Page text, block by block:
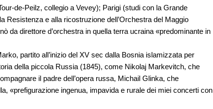
de-Peilz, collegio a Vevey); Parigi (studi con la Grande
Resistenza e alla ricostruzione dell’Orchestra del Maggio
da direttore d’orchestra in quella terra ucraina «predominante in
partito all’inizio del XV sec dalla Bosnia islamizzata per
della piccola Russia (1845), come Nikolaj Markevitch, che
il padre dell’opera russa, Michail Glinka, che
«prefigurazione ingenua, impavida e rurale dei miei concerti con